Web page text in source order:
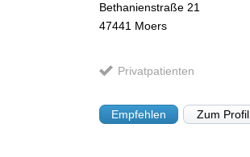
Bethanienstraße 21
47441 Moers
Privatpatienten
Empfehlen Zum Profil